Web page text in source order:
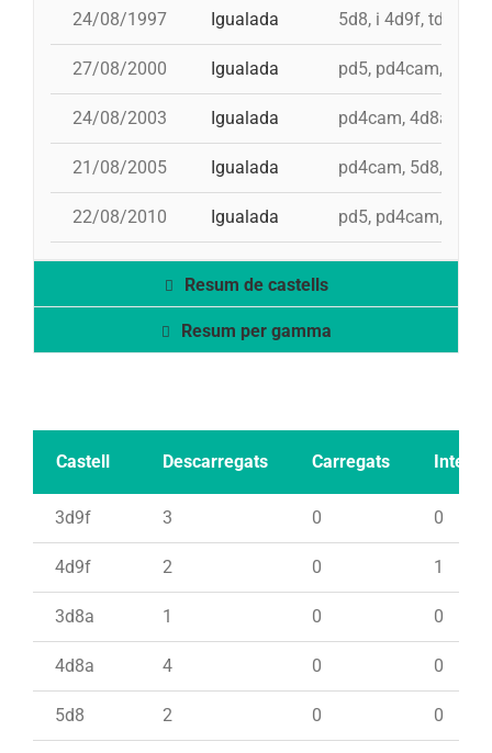
24/08/1997 Igualada 5d8, i 4d9f, td8f,
27/08/2000 Igualada pd5, pd4cam,
24/08/2003 Igualada pd4cam, 4d8a,
21/08/2005 Igualada pd4cam, 5d8, td8f,
22/08/2010 Igualada pd5, pd4cam,
Resum de castells
Resum per gamma
Castell Descarregats Carregats Intents
3d9f 3 0 0
4d9f 2 0 1
3d8a 1 0 0
4d8a 4 0 0
5d8 2 0 0